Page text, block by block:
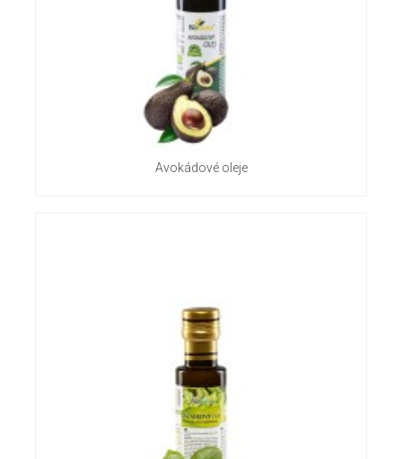
Avokádové oleje